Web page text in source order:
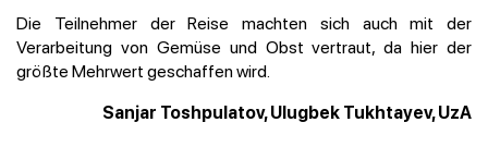
Die Teilnehmer der Reise machten sich auch mit der
Verarbeitung von Gemüse und Obst vertraut, da hier der
größte Mehrwert geschaffen wird.
Sanjar Toshpulatov, Ulugbek Tukhtayev, UzA